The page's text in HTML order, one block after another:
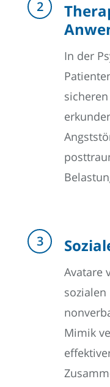
In der
Avatare
Mimik